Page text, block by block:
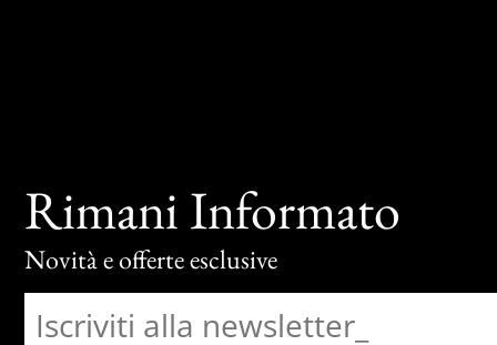
Rimani Informato
Novità e offerte esclusive